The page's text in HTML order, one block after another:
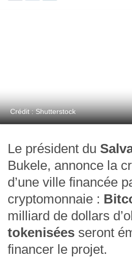
Crédit : Shutterstock
Le président du
Bukele, annonce la
d’une ville financée
cryptomonnaie :
milliard de dollars d’o
tokenisées seront
financer le projet.